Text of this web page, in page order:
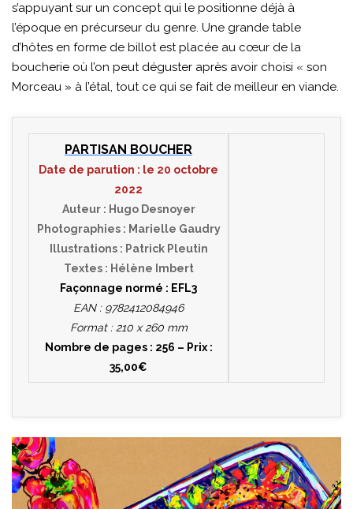
s’appuyant sur un concept qui le positionne déjà à
l’époque en précurseur du genre. Une grande table
d’hôtes en forme de billot est placée au cœur de la
boucherie où l’on peut déguster après avoir choisi « son
Morceau » à l’étal, tout ce qui se fait de meilleur en viande.
PARTISAN BOUCHER
Date de parution : le 20 octobre
2022
Auteur : Hugo Desnoyer
Photographies : Marielle Gaudry
Illustrations : Patrick Pleutin
Textes : Hélène Imbert
Façonnage normé : EFL3
EAN : 9782412084946
Format : 210 x 260 mm
Nombre de pages : 256 – Prix :
35,00€